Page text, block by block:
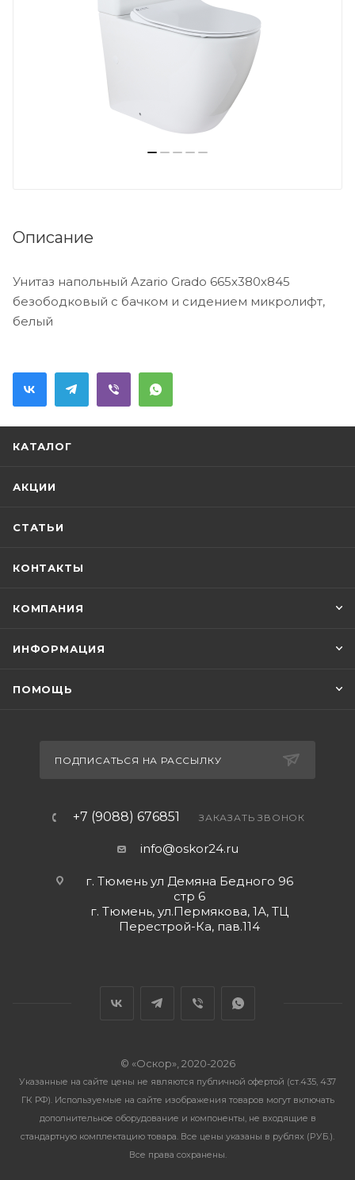
Описание
Унитаз напольный Azario Grado 665х380х845
безободковый с бачком и сидением микролифт,
белый
КАТАЛОГ
АКЦИИ
СТАТЬИ
КОНТАКТЫ
КОМПАНИЯ
ИНФОРМАЦИЯ
ПОМОЩЬ
ПОДПИСАТЬСЯ НА РАССЫЛКУ
+7 (9088) 676851 ЗАКАЗАТЬ ЗВОНОК
info@oskor24.ru
г. Тюмень ул Демяна Бедного 96
стр 6
г. Тюмень, ул.Пермякова, 1А, ТЦ
Перестрой-Ка, пав.114
© «Оскор», 2020-2026
Указанные на сайте цены не являются публичной офертой (ст.435, 437
ГК РФ). Используемые на сайте изображения товаров могут включать
дополнительное оборудование и компоненты, не входящие в
стандартную комплектацию товара. Все цены указаны в рублях (PУБ.).
Все права сохранены.